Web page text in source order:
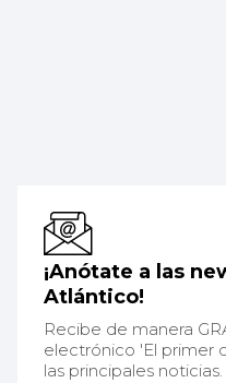
¡Anótate a las
Atlántico!
Recibe de manera
electrónico 'El primer
las principales noticias.